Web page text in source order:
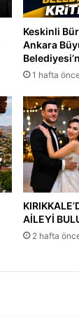
Keskinli
Ankara
1 hafta
AİLEYİ
2 hafta